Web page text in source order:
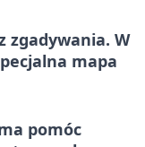
zgadywania. W
mapa
pomóc